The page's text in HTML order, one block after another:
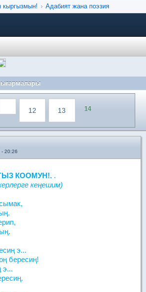
кыргызмын! › Адабият жана поэзия
12 13 14
- 20:26
КООМУН!. .
кеңешим)
э...
бересиң!
э...